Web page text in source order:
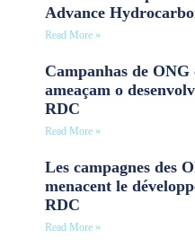
Advance
Read More »
Campanhas de
ameaçam o
RDC
Read More »
Les campagnes des
menacent le
RDC
Read More »